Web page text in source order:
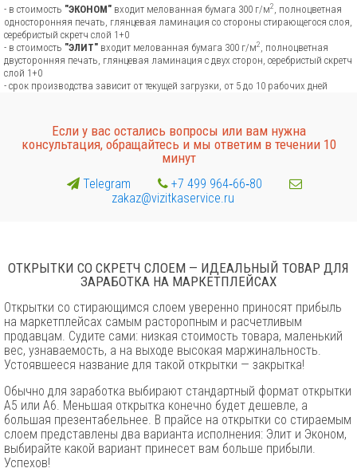
- в стоимость "ЭКОНОМ" входит мелованная бумага 300 г/м2
, полноцветная
односторонняя печать, глянцевая ламинация со стороны стирающегося слоя,
серебристый скретч слой 1+0
- в стоимость "ЭЛИТ" входит мелованная бумага 300 г/м2
, полноцветная
двусторонняя печать, глянцевая ламинация с двух сторон, серебристый скретч
слой 1+0
- срок производства зависит от текущей загрузки, от 5 до 10 рабочих дней
Если у вас остались вопросы или вам нужна
консультация, обращайтесь и мы ответим в течении 10
минут
Telegram
+7 499 964‑66‑80
zakaz@vizitkaservice.ru
ОТКРЫТКИ СО СКРЕТЧ СЛОЕМ — ИДЕАЛЬНЫЙ ТОВАР ДЛЯ
ЗАРАБОТКА НА МАРКЕТПЛЕЙСАХ
Открытки со стирающимся слоем уверенно приносят прибыль
на маркетплейсах самым расторопным и расчетливым
продавцам. Судите сами: низкая стоимость товара, маленький
вес, узнаваемость, а на выходе высокая маржинальность.
Устоявшееся название для такой открытки — закрытка!
Обычно для заработка выбирают стандартный формат открытки
А5 или А6. Меньшая открытка конечно будет дешевле, а
большая презентабельнее. В прайсе на открытки со стираемым
слоем представлены два варианта исполнения: Элит и Эконом,
выбирайте какой вариант принесет вам больше прибыли.
Успехов!